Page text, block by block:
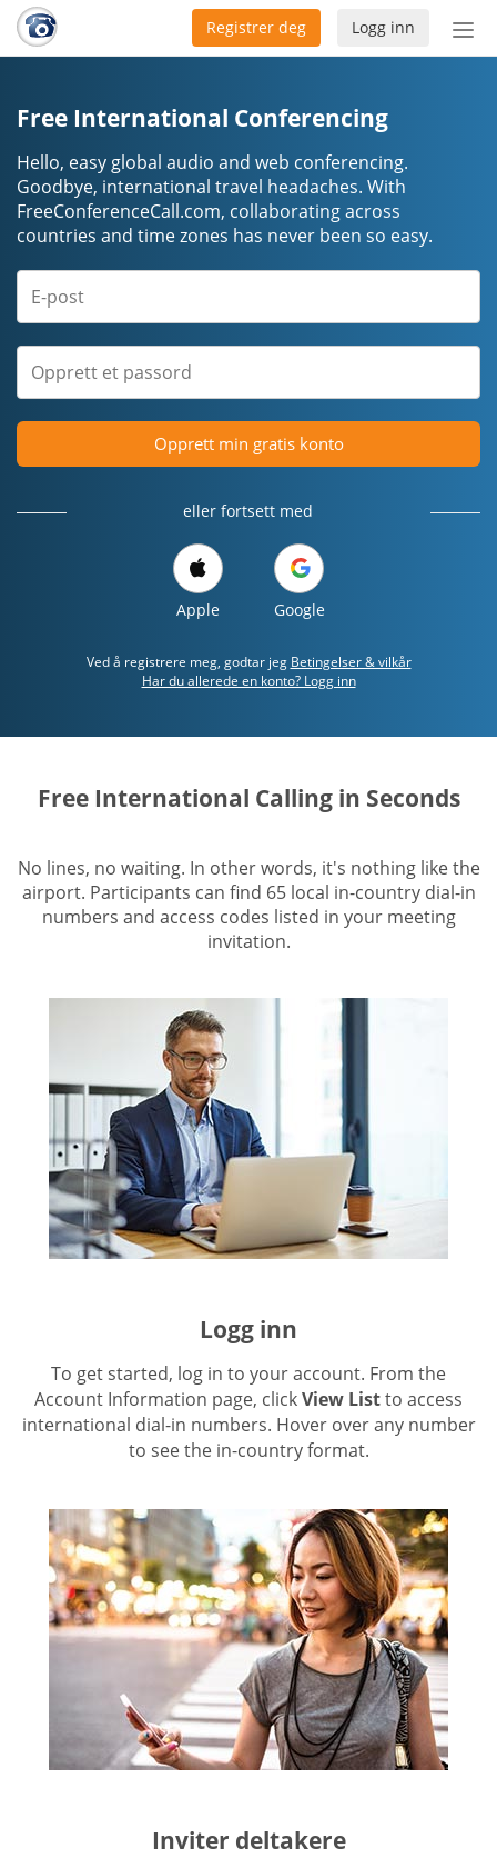
Bytt
Logg inn
Registrer deg
Free International Conferencing
Hello, easy global audio and web conferencing.
Goodbye, international travel headaches. ​​​​​​​With
FreeConferenceCall.com, collaborating across
countries and time zones has never been so easy.
Opprett min gratis konto
eller fortsett med
Apple Google
Ved å registrere meg, godtar jeg Betingelser & vilkår
Har du allerede en konto? Logg inn
Free International Calling in Seconds
No lines, no waiting. In other words, it's nothing like the
airport. Participants can find 65 local in-country dial-in
numbers and access codes listed in your meeting
invitation.
Logg inn
To get started, log in to your account. From the
Account Information page, clickView Listto access
international dial-in numbers. Hover over any number
to see the in-country format.
Inviter deltakere